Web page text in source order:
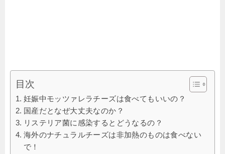
目次
妊娠中モッツァレラチーズは食べてもいいの？
国産だとなぜ大丈夫なのか？
リステリア菌に感染するとどうなるの？
海外のナチュラルチーズは非加熱のものは食べない
で！